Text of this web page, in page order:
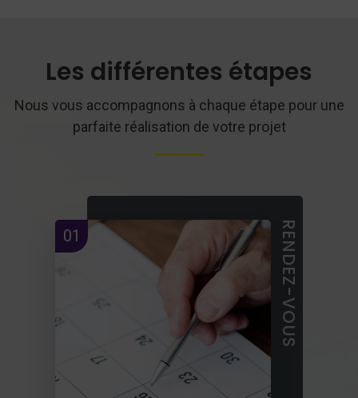
Les différentes étapes
Nous vous accompagnons à chaque étape pour une
parfaite réalisation de votre projet
RENDEZ-VOUS
01